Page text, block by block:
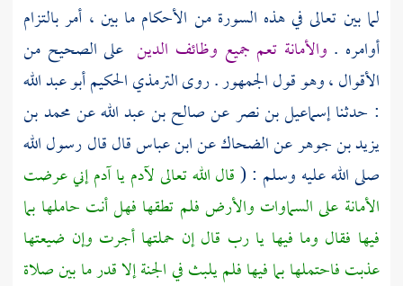
لما بين تعالى في هذه السورة من الأحكام ما بين ، أمر بالتزام
أوامره . والأمانة تعم جميع وظائف الدين على الصحيح من
الأقوال ، وهو قول الجمهور . روىالترمذي الحكيم أبو عبد الله
: حدثناإسماعيل بن نصرعنصالح بن عبد اللهعنمحمد بن
يزيد بن جوهرعنالضحاكعنابن عباسقال قال رسول الله
صلى الله عليه وسلم : (قال الله تعالىلآدمياآدمإني عرضت
الأمانة على السماوات والأرض فلم تطقها فهل أنت حاملها بما
فيها فقال وما فيها يا رب قال إن حملتها أجرت وإن ضيعتها
عذبت فاحتملها بما فيها فلم يلبث في الجنة إلا قدر ما بين صلاة